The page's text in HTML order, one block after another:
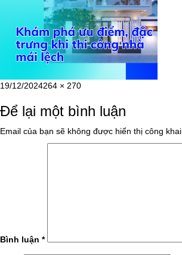
Đăng
ngày
19/12/2024Kích
đầy
264 × 270
Để lại một bình luận
Email của bạn sẽ không được hiển thị công khai.
Bình luận *